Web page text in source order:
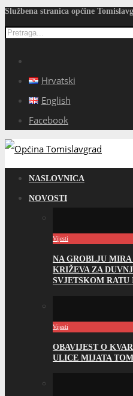
Službena stranica općine
Hrvatski
English
Facebook
NASLOVNICA
NOVOSTI
Vijesti
NA GROBLJU
KRIŽEVA ZA
SVJETSKOM RATU
Vijesti
OBAVIJEST O
ULICE MIJATA